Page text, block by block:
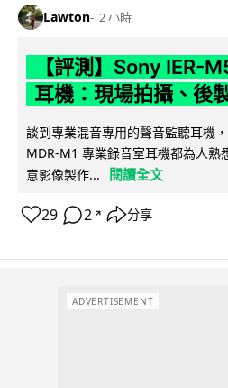
Lawton 2 小時
【評測】Sony IER-
耳機：現場拍攝、後
談到專業混音專用的聲音監聽耳機
MDR-M1 專業錄音室耳機都為人熟
意影像製作...
閱讀全文
29 2 ↗ 分享
ADVERTISEMENT